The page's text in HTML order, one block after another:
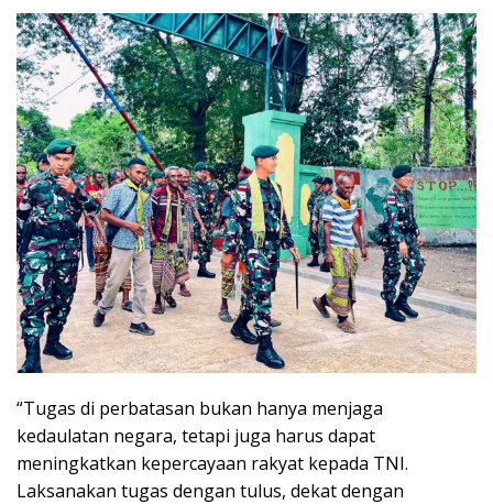
“Tugas di perbatasan bukan hanya menjaga
kedaulatan negara, tetapi juga harus dapat
meningkatkan kepercayaan rakyat kepada TNI.
Laksanakan tugas dengan tulus, dekat dengan